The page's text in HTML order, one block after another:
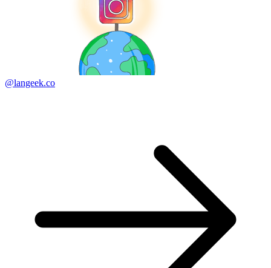
@langeek.co